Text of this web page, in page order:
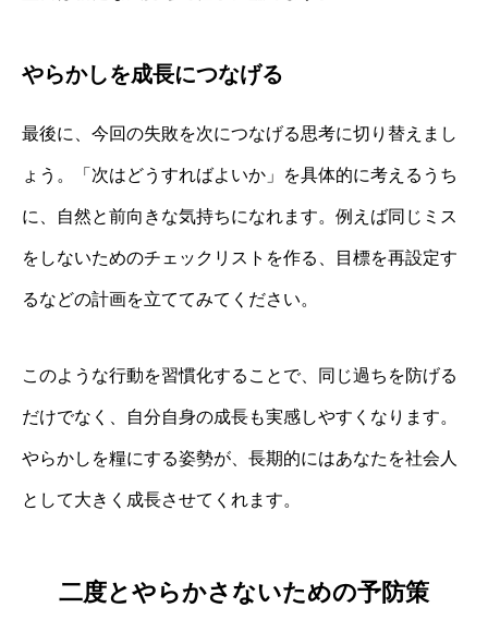
やらかしを成長につなげる
最後に、今回の失敗を次につなげる思考に切り替えまし
ょう。「次はどうすればよいか」を具体的に考えるうち
に、自然と前向きな気持ちになれます。例えば同じミス
をしないためのチェックリストを作る、目標を再設定す
るなどの計画を立ててみてください。
このような行動を習慣化することで、同じ過ちを防げる
だけでなく、自分自身の成長も実感しやすくなります。
やらかしを糧にする姿勢が、長期的にはあなたを社会人
として大きく成長させてくれます。
二度とやらかさないための予防策